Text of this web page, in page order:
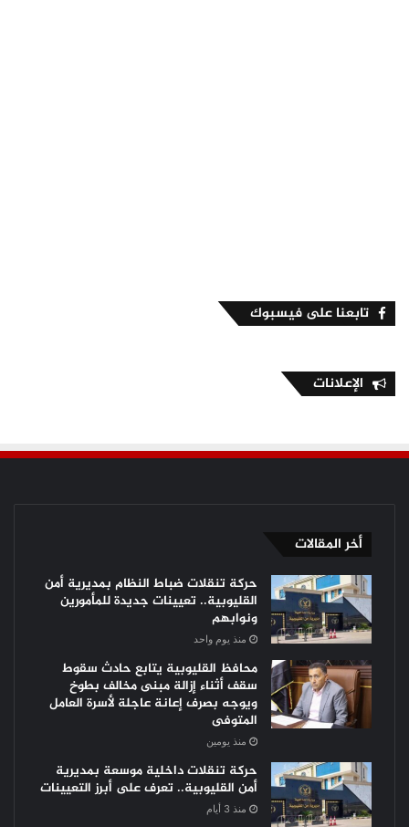
تابعنا على فيسبوك
الإعلانات
أخر المقالات
حركة تنقلات ضباط النظام بمديرية أمن
القليوبية.. تعيينات جديدة للمأمورين
ونوابهم
منذ يوم واحد
محافظ القليوبية يتابع حادث سقوط
سقف أثناء إزالة مبنى مخالف بطوخ
ويوجه بصرف إعانة عاجلة لأسرة العامل
المتوفى
منذ يومين
حركة تنقلات داخلية موسعة بمديرية
أمن القليوبية.. تعرف على أبرز التعيينات
منذ 3 أيام